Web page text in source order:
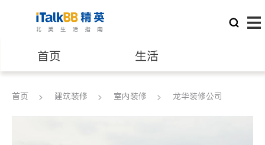
首页 生活
医生 律师
首页 建筑装修 室内装修 龙华装修公司